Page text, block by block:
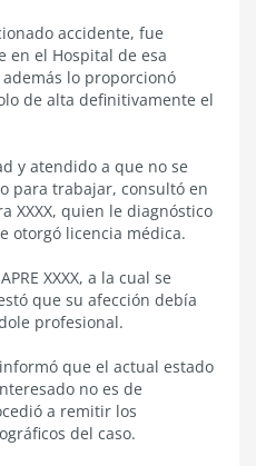
accidente, fue
el Hospital de esa
lo proporcionó
de alta definitivamente el
y atendido a que no se
para trabajar, consultó en
XXXX, quien le diagnóstico
otorgó licencia médica.
XXXX, a la cual se
que su afección debía
profesional.
que el actual estado
no es de
a remitir los
del caso.